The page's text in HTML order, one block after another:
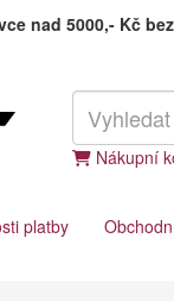
nad 5000,- Kč
Nákupní
platby